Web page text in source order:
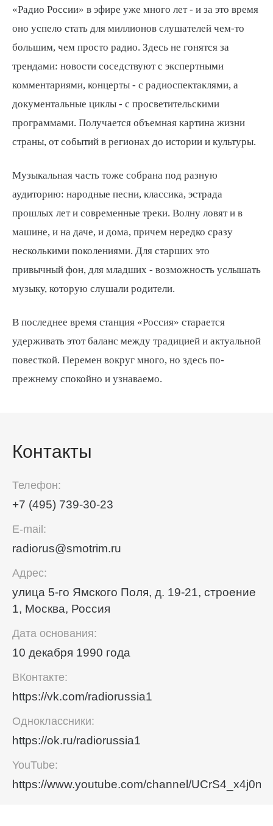
«Радио России» в эфире уже много лет - и за это время
оно успело стать для миллионов слушателей чем-то
большим, чем просто радио. Здесь не гонятся за
трендами: новости соседствуют с экспертными
комментариями, концерты - с радиоспектаклями, а
документальные циклы - с просветительскими
программами. Получается объемная картина жизни
страны, от событий в регионах до истории и культуры.
Музыкальная часть тоже собрана под разную
аудиторию: народные песни, классика, эстрада
прошлых лет и современные треки. Волну ловят и в
машине, и на даче, и дома, причем нередко сразу
несколькими поколениями. Для старших это
привычный фон, для младших - возможность услышать
музыку, которую слушали родители.
В последнее время станция «Россия» старается
удерживать этот баланс между традицией и актуальной
повесткой. Перемен вокруг много, но здесь по-
прежнему спокойно и узнаваемо.
Контакты
Телефон:
+7 (495) 739-30-23
E-mail:
radiorus@smotrim.ru
Адрес:
улица 5-го Ямского Поля, д. 19-21, строение
1, Москва, Россия
Дата основания:
10 декабря 1990 года
ВКонтакте:
https://vk.com/radiorussia1
Одноклассники:
https://ok.ru/radiorussia1
YouTube:
https://www.youtube.com/channel/